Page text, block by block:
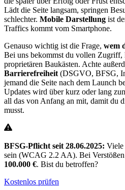
Lädt die Seite langsam, springen
schlechter. Mobile Darstellung ist
Traffics kommt vom Smartphone.
Genauso wichtig ist die Frage, wem
Bei uns bekommst du vollen
proprietären Baukästen. Achte
Barrierefreiheit (DSGVO, BFSG,
jemand die Seite nach dem Launch
Updates wird über kurz oder lang
all das von Anfang an mit, damit du
musst.
BFSG-Pflicht seit 28.06.2025: Viele
sein (WCAG 2.2 AA). Bei
100.000 €. Bist du betroffen?
Kostenlos prüfen